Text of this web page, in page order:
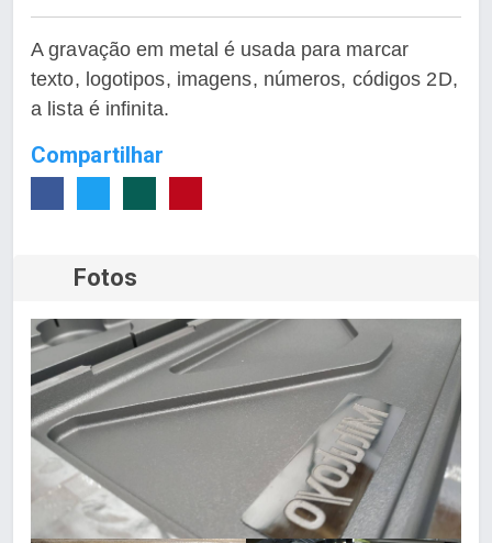
A gravação em metal é usada para marcar
texto, logotipos, imagens, números, códigos 2D,
a lista é infinita.
Compartilhar
Fotos